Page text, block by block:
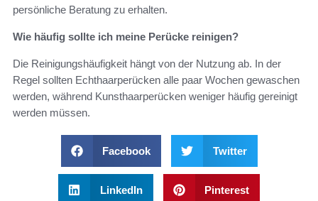
persönliche Beratung zu erhalten.
Wie häufig sollte ich meine Perücke reinigen?
Die Reinigungshäufigkeit hängt von der Nutzung ab. In der
Regel sollten Echthaarperücken alle paar Wochen gewaschen
werden, während Kunsthaarperücken weniger häufig gereinigt
werden müssen.
Facebook Twitter
LinkedIn Pinterest